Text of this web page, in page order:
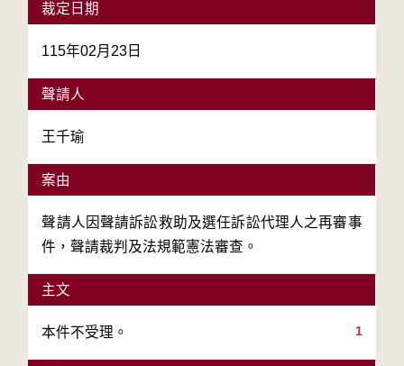
裁定日期
115年02月23日
聲請人
王千瑜
案由
聲請人因聲請訴訟救助及選任訴訟代理人之再審事
件，聲請裁判及法規範憲法審查。
主文
1
本件不受理。